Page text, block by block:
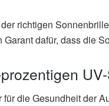
richtigen
Garant dafür, dass die
die Gesundheit der